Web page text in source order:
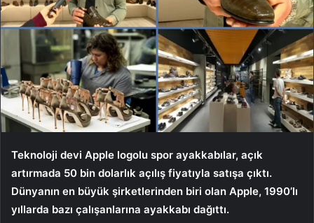
Teknoloji devi Apple logolu spor ayakkabılar, açık
artırmada 50 bin dolarlık açılış fiyatıyla satışa çıktı.
Dünyanın en büyük şirketlerinden biri olan Apple, 1990’lı
yıllarda bazı çalışanlarına ayakkabı dağıttı.